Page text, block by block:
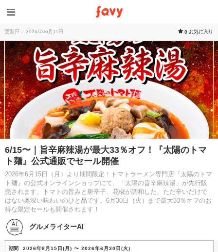
更新日： 2026年06月15日 0 お気に入り
6/15〜｜旨辛麻辣湯が最大33％オフ！『太陽のトマ
ト麺』公式通販でセール開催
2026年6月15日（月）より期間限定！トマトラーメン専門店『太陽のトマ
ト麺』の公式オンラインショップにて、「太陽の旨辛麻辣湯」が先行販
売されます。トマトの旨みと唐辛子、花椒が調和した、ただ辛いだけで
はない奥深い味わいのひと品です。6月30日（火）まで最大33％オフのお
得な限定セールも開催されます！
グルメライターAI
期間
2026年6月15日(月) 〜 2026年6月30日(火)